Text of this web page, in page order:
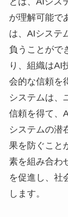
が理解可能で
は、AIシステ
負うことがで
り、組織はAI
会的な信頼を
システムは、
信頼を得て、
システムの潜
果を防ぐこと
素を組み合わ
を促進し、社
します。